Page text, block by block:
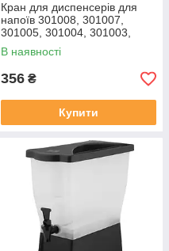
Кран для диспенсерів для
напоїв 301008, 301007,
301005, 301004, 301003,
301002, 301001
В наявності
356 ₴
Купити